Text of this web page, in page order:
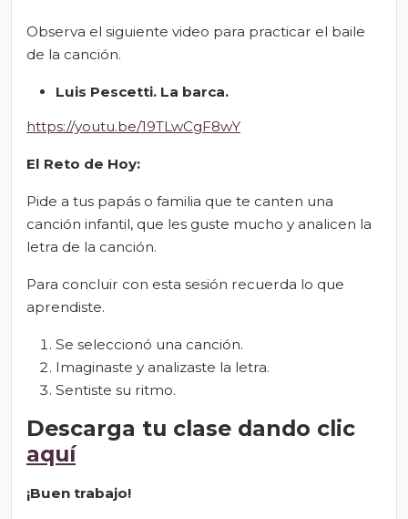
Observa el siguiente video para practicar el baile
de la canción.
Luis Pescetti. La barca.
https://youtu.be/19TLwCgF8wY
El Reto de Hoy:
Pide a tus papás o familia que te canten una
canción infantil, que les guste mucho y analicen la
letra de la canción.
Para concluir con esta sesión recuerda lo que
aprendiste.
Se seleccionó una canción.
Imaginaste y analizaste la letra.
Sentiste su ritmo.
Descarga tu clase dando clic
aquí
¡Buen trabajo!